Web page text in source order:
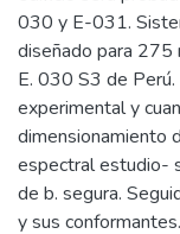
030 y E-031.
diseñado para 275
E. 030 S3 de
experimental y
dimensionamiento
espectral estudio-
de b. segura.
y sus